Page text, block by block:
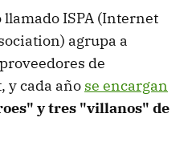
ISPA (Internet
agrupa a
de
y cada año se encargan
y tres "villanos" de